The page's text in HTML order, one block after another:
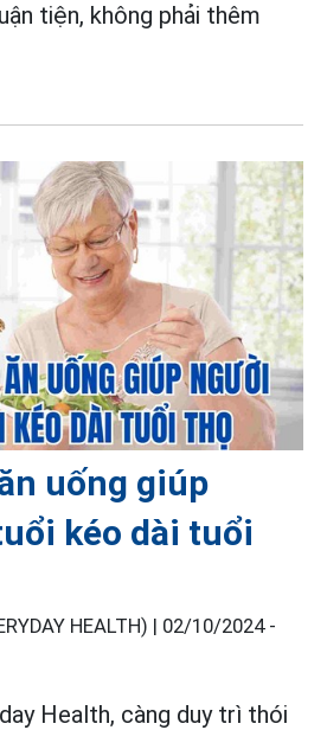
tiện, không phải thêm
uống giúp
kéo dài tuổi
HEALTH) | 02/10/2024 -
Health, càng duy trì thói